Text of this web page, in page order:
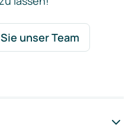
unser Team